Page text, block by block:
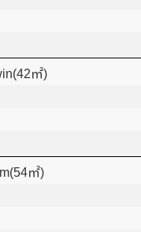
㎡)
㎡)